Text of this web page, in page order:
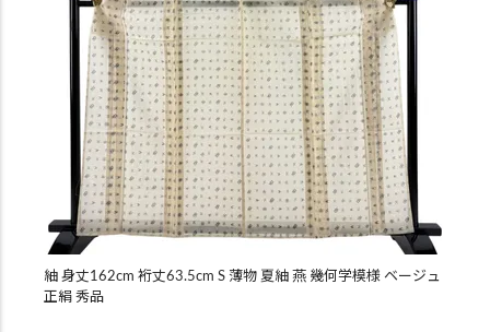
紬 身丈162cm 裄丈63.5cm S 薄物 夏紬 燕 幾何学模様 ベージュ
正絹 秀品